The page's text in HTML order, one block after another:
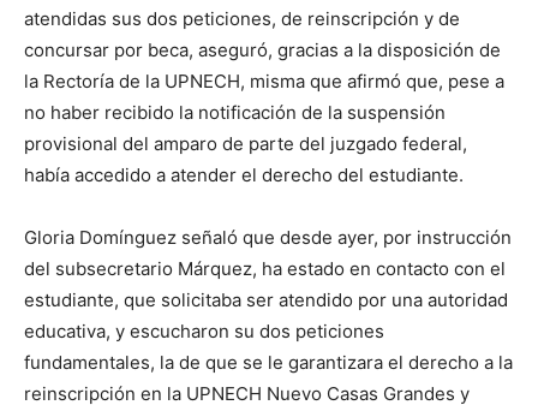
atendidas sus dos peticiones, de reinscripción y de
concursar por beca, aseguró, gracias a la disposición de
la Rectoría de la UPNECH, misma que afirmó que, pese a
no haber recibido la notificación de la suspensión
provisional del amparo de parte del juzgado federal,
había accedido a atender el derecho del estudiante.
Gloria Domínguez señaló que desde ayer, por instrucción
del subsecretario Márquez, ha estado en contacto con el
estudiante, que solicitaba ser atendido por una autoridad
educativa, y escucharon su dos peticiones
fundamentales, la de que se le garantizara el derecho a la
reinscripción en la UPNECH Nuevo Casas Grandes y